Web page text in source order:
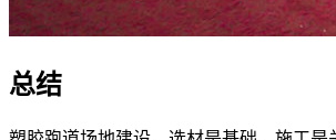
总结